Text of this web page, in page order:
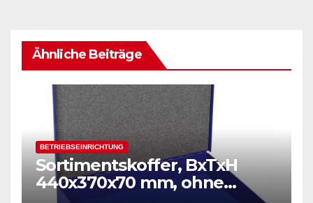
Ähnliche Beiträge
BETRIEBSEINRICHTUNG
Sortimentskoffer, BxTxH
440x370x70 mm, ohne